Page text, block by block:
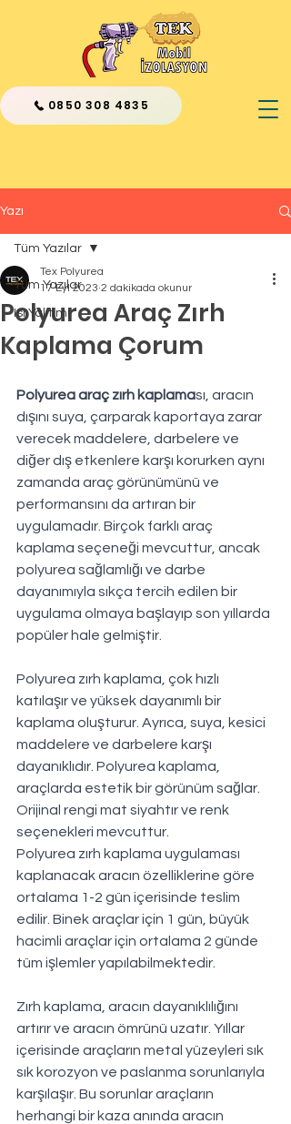
0850 308 4835
Yazı
Tüm Yazılar
Isı Yalıtımı
Tüm Yazılar
Polyurea Araç Zırh
Kaplama Çorum
Tex Polyurea
17 Eyl 2023 2 dakikada okunur
Polyurea araç zırh kaplaması, aracın
dışını suya, çarparak kaportaya zarar
verecek maddelere, darbelere ve
diğer dış etkenlere karşı korurken aynı
zamanda araç görünümünü ve
performansını da artıran bir
uygulamadır. Birçok farklı araç
kaplama seçeneği mevcuttur, ancak
polyurea sağlamlığı ve darbe
dayanımıyla sıkça tercih edilen bir
uygulama olmaya başlayıp son yıllarda
popüler hale gelmiştir.
Polyurea zırh kaplama, çok hızlı
katılaşır ve yüksek dayanımlı bir
kaplama oluşturur. Ayrıca, suya, kesici
maddelere ve darbelere karşı
dayanıklıdır. Polyurea kaplama,
araçlarda estetik bir görünüm sağlar.
Orijinal rengi mat siyahtır ve renk
seçenekleri mevcuttur.
Polyurea zırh kaplama uygulaması
kaplanacak aracın özelliklerine göre
ortalama 1-2 gün içerisinde teslim
edilir. Binek araçlar için 1 gün, büyük
hacimli araçlar için ortalama 2 günde
tüm işlemler yapılabilmektedir.
Zırh kaplama, aracın dayanıklılığını
artırır ve aracın ömrünü uzatır. Yıllar
içerisinde araçların metal yüzeyleri sık
sık korozyon ve paslanma sorunlarıyla
karşılaşır. Bu sorunlar araçların
herhangi bir kaza anında aracın